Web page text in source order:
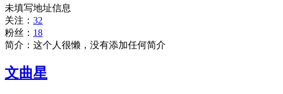
未填写地址信息
关注： 32
粉丝： 18
简介：这个人很懒，没有添加任何简介
文曲星